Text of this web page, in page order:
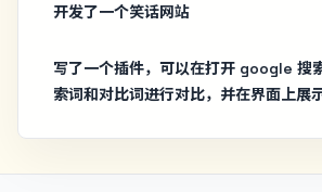
开发了一个笑话网站
写了一个插件，可以在打开 google 搜
索词和对比词进行对比，并在界面上展